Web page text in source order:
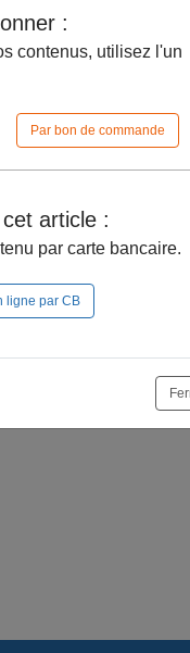
suppose
vous connecter;
et son
:
contenus, utilisez l'un
Par bon de commande
article :
par carte bancaire.
ligne par CB